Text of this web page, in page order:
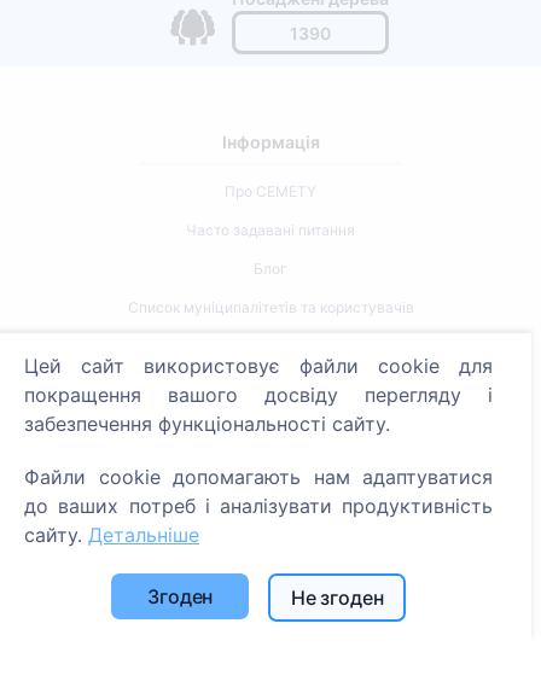
1390
Інформація
Про CEMETY
Часто задавані питання
Блог
Список муніципалітетів та користувачів
Політика платежів
Налаштування файлів cookie
Пошук
Послуги
Цей сайт використовує файли cookie для
покращення вашого досвіду перегляду і
забезпечення функціональності сайту.
Файли cookie допомагають нам адаптуватися
до ваших потреб і аналізувати продуктивність
сайту. Детальніше
Згоден Не згоден